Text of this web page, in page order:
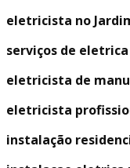
eletricista no
serviços de
eletricista de
eletricista
instalação